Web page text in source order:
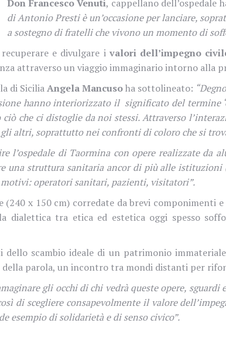
Don Francesco Venuti, cappellano dell’ospedale
di Antonio Presti è un’occasione per lanciare,
a sostegno di fratelli che vivono un momento di
e divulgare i valori dell’impegno
attraverso un viaggio immaginario intorno
di SiciliaAngela Mancusoha sottolineato:
hanno interiorizzato il significato del termine
che ci distoglie da noi stessi. Attraverso
altri, soprattutto nei confronti di coloro che si
l’ospedale di Taormina con opere realizzate da
una struttura sanitaria ancor di più alle
motivi: operatori sanitari, pazienti, visitatori”.
(240 x 150 cm) corredate da brevi componimenti
dialettica tra etica ed estetica oggi spesso
scambio ideale di un patrimonio
parola, un incontro tra mondi distanti per
gli occhi di chi vedrà queste opere,
di scegliere consapevolmente il valore
esempio di solidarietà e di senso civico”.